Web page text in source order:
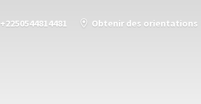
+2250544814481 Obtenir des orientations